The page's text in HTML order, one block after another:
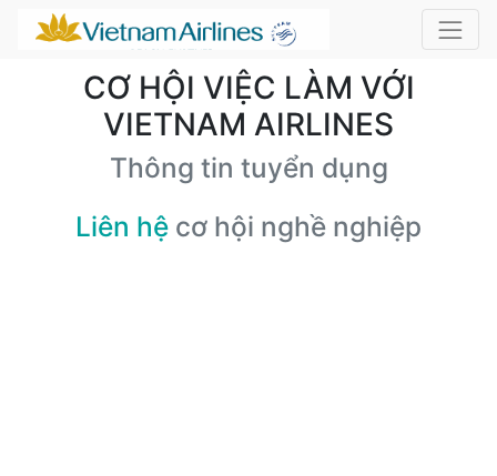
CƠ HỘI VIỆC LÀM VỚI
VIETNAM AIRLINES
Thông tin tuyển dụng
Liên hệ cơ hội nghề nghiệp